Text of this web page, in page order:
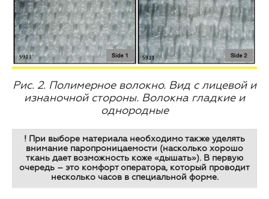
Рис. 2. Полимерное волокно. Вид с лицевой и
изнаночной стороны. Волокна гладкие и
однородные
! При выборе материала необходимо также уделять
внимание паропроницаемости (насколько хорошо
ткань дает возможность коже «дышать»). В первую
очередь – это комфорт оператора, который проводит
несколько часов в специальной форме.